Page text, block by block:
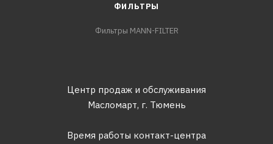
ФИЛЬТРЫ
Фильтры MANN-FILTER
Центр продаж и обслуживания
Масломарт, г. Тюмень
Время работы контакт-центра